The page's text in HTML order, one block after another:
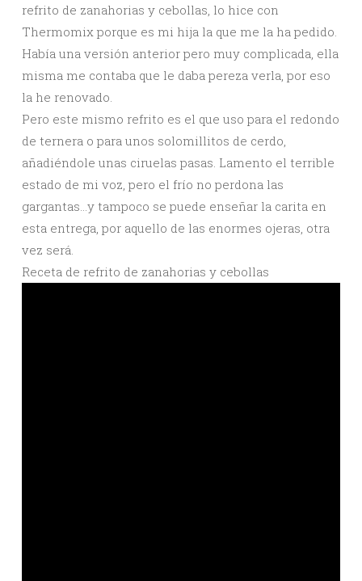
refrito de zanahorias y cebollas, lo hice con
Thermomix porque es mi hija la que me la ha pedido.
Había una versión anterior pero muy complicada, ella
misma me contaba que le daba pereza verla, por eso
la he renovado.
Pero este mismo refrito es el que uso para el redondo
de ternera o para unos solomillitos de cerdo,
añadiéndole unas ciruelas pasas. Lamento el terrible
estado de mi voz, pero el frío no perdona las
gargantas…y tampoco se puede enseñar la carita en
esta entrega, por aquello de las enormes ojeras, otra
vez será.
Receta de refrito de zanahorias y cebollas